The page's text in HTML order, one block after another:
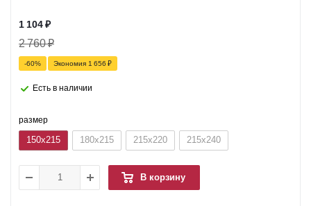
1 104₽
2 760₽
-60% Экономия 1 656 ₽
Есть в наличии
размер
150x215 180x215 215x220 215x240
В корзину